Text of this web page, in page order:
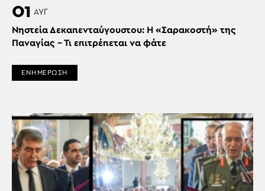
01 ΑΥΓ
Νηστεία Δεκαπενταύγουστου: Η «Σαρακοστή» της
Παναγίας – Τι επιτρέπεται να φάτε
ΕΝΗΜΕΡΩΣΗ